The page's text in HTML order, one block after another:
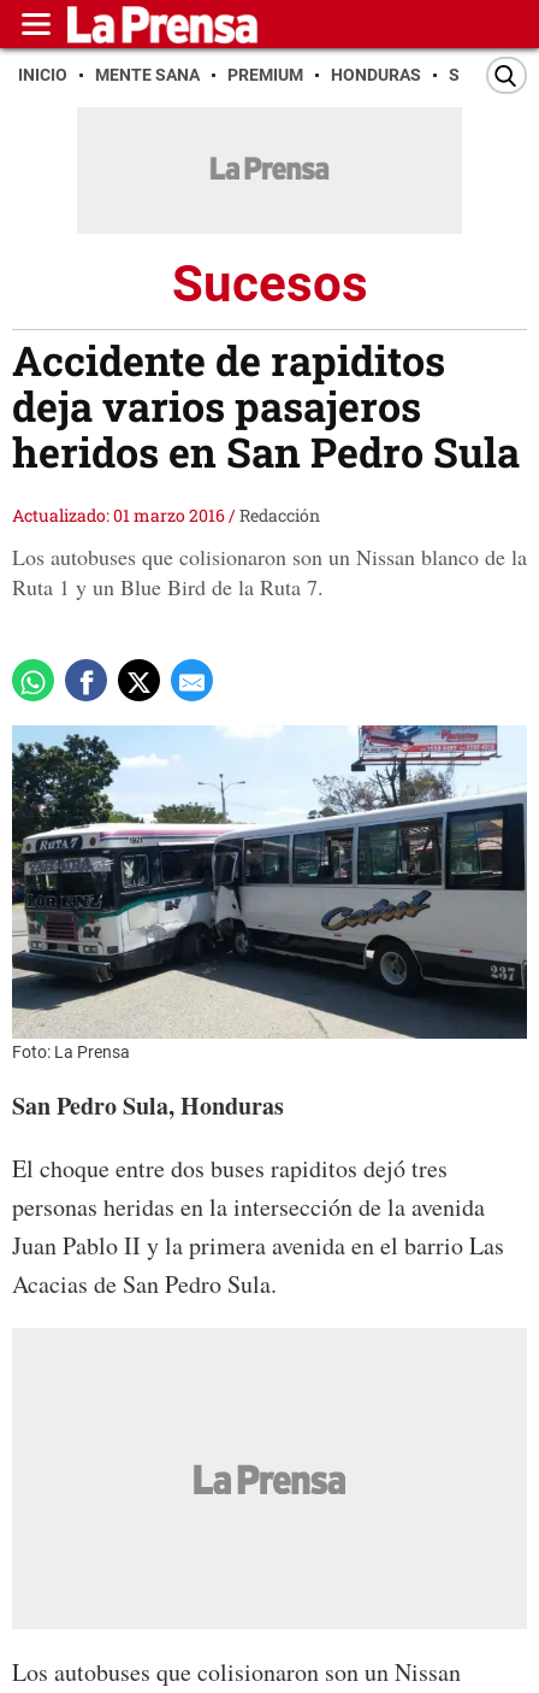
INICIO MENTE SANA PREMIUM HONDURAS SAN PEDRO
Sucesos
Accidente de rapiditos
deja varios pasajeros
heridos en San Pedro Sula
Actualizado: 01 marzo 2016/Redacción
Los autobuses que colisionaron son un Nissan blanco de la
Ruta 1 y un Blue Bird de la Ruta 7.
Foto: La Prensa
San Pedro Sula, Honduras
El choque entre dos buses rapiditos dejó tres
personas heridas en la intersección de la avenida
Juan Pablo II y la primera avenida en el barrio Las
Acacias de San Pedro Sula.
Los autobuses que colisionaron son un Nissan